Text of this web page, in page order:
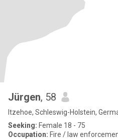
Jürgen, 58
Itzehoe, Schleswig-Holstein,
Seeking: Female 18 - 75
Occupation: Fire / law